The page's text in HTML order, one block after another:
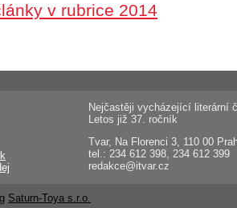
v rubrice 2014
Nejčastěji vycházející literární
Letos již 37. ročník
Tvar, Na Florenci 3, 110 00
tel.: 234 612 398, 234 612 399
redakce@itvar.cz
Saturn-Toya s.r.o.